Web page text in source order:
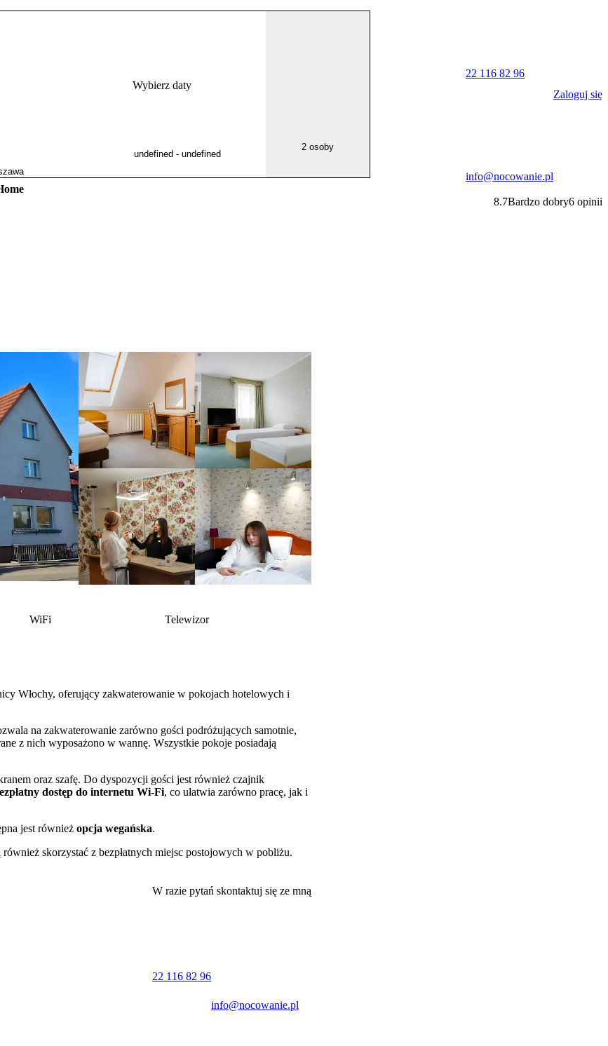
Wybierz daty
2 osoby
22 116 82 96
info@nocowanie.pl
Zaloguj się
8.7Bardzo dobry6 opinii
WiFi Telewizor
Włochy, oferujący zakwaterowanie w pokojach hotelowych i
na zakwaterowanie zarówno gości podróżujących samotnie,
z nich wyposażono w wannę. Wszystkie pokoje posiadają
oraz szafę. Do dyspozycji gości jest również czajnik
dostęp do internetu Wi-Fi, co ułatwia zarówno pracę, jak i
jest również opcja wegańska.
również skorzystać z bezpłatnych miejsc postojowych w pobliżu.
służbowo. Obiekt akceptuje pobyt ze zwierzętami.
jak
, pościel dziecięca i podesty łazienkowe.
sprawny dojazd do ważnych punktów miasta. Lotnisko Chopina
pomiędzy spokojniejszą dzielnicą a dostępem do głównych
W razie pytań skontaktuj się ze mną
22 116 82 96
info@nocowanie.pl